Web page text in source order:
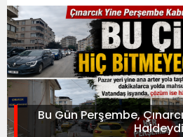
Bu Gün Perşembe,
Haldeydi